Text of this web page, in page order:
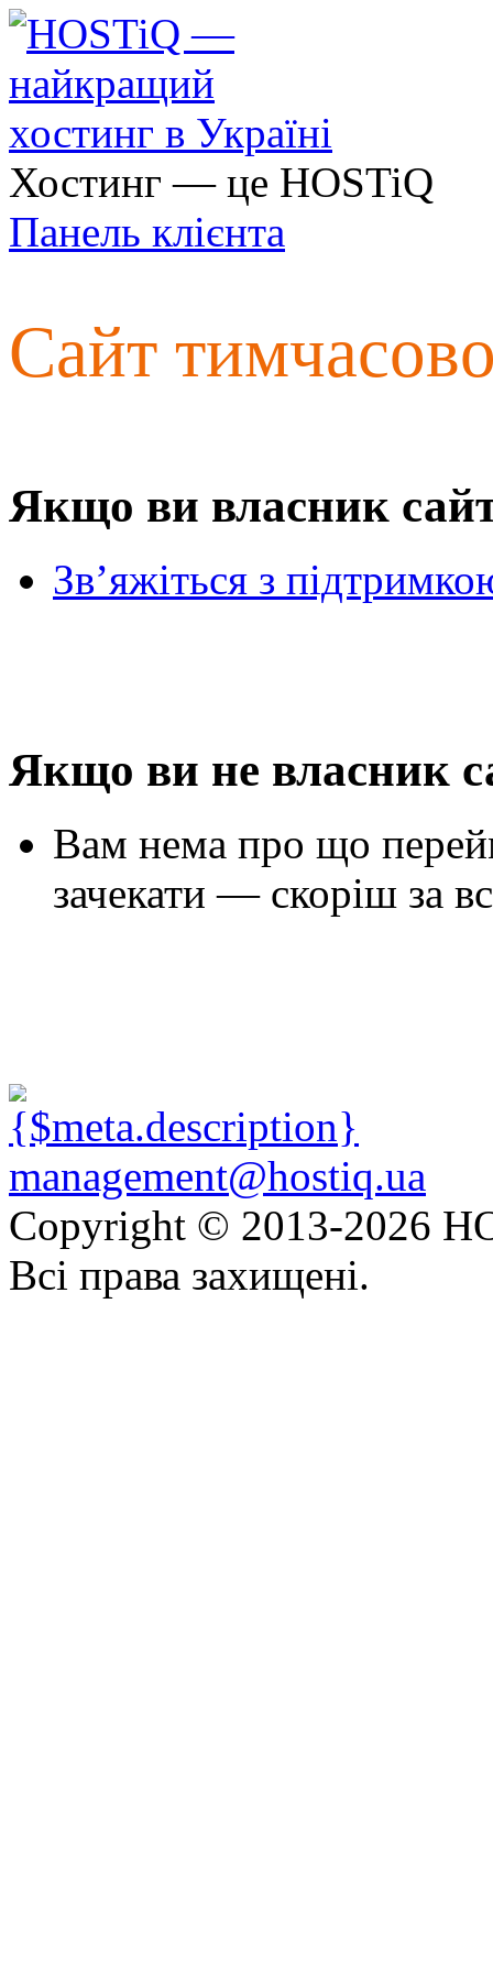
Хостинг — це HOSTiQ
Панель клієнта
Сайт
Якщо ви власник
Зв’яжіться з
Якщо ви не власник
Вам нема про що
зачекати — скоріш за
management@hostiq.ua
Copyright © 2013-2026
Всі права захищені.